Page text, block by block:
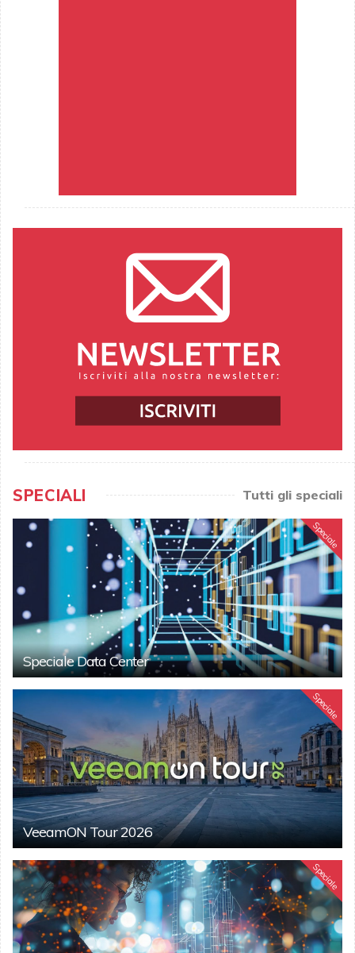
SPECIALI Tutti gli speciali
Speciale
Speciale Data Center
Speciale
VeeamON Tour 2026
Speciale